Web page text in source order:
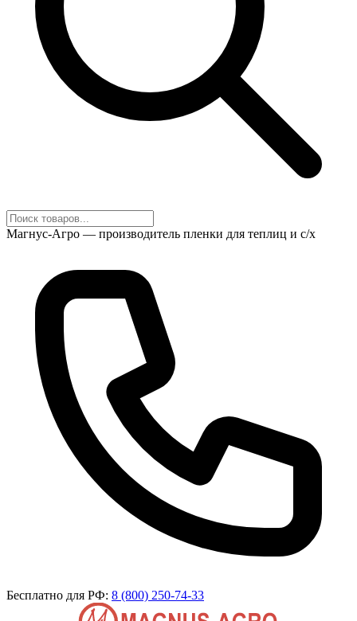
Магнус-Агро — производитель пленки для теплиц и с/х
Бесплатно для РФ: 8 (800) 250-74-33